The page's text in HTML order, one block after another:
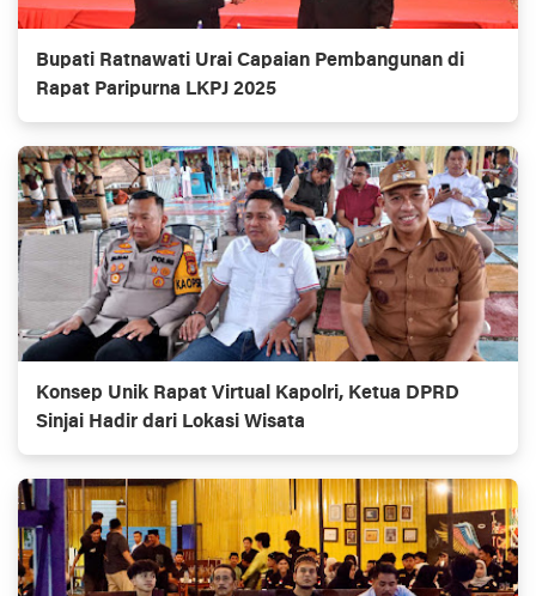
Bupati Ratnawati Urai Capaian Pembangunan di
Rapat Paripurna LKPJ 2025
Konsep Unik Rapat Virtual Kapolri, Ketua DPRD
Sinjai Hadir dari Lokasi Wisata